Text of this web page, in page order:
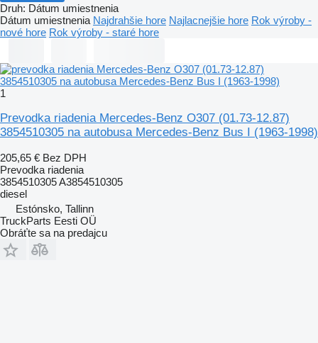
Druh: Dátum umiestnenia
Dátum umiestnenia Najdrahšie hore Najlacnejšie hore Rok výroby -
nové hore Rok výroby - staré hore
1
Prevodka riadenia Mercedes-Benz O307 (01.73-12.87)
3854510305 na autobusa Mercedes-Benz Bus I (1963-1998)
205,65 € Bez DPH
Prevodka riadenia
3854510305 A3854510305
diesel
Estónsko, Tallinn
TruckParts Eesti OÜ
Obráťte sa na predajcu